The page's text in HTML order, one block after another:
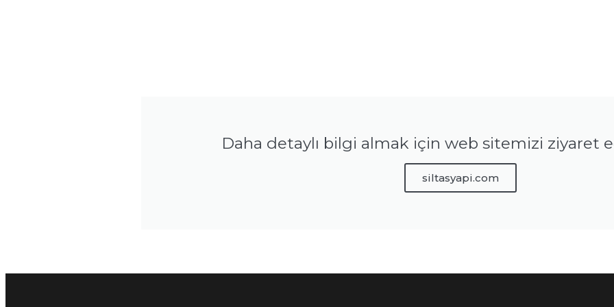
Daha detaylı bilgi almak için web sitemizi ziyaret
siltasyapi.com